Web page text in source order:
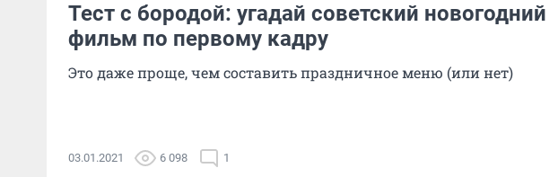
Тест с бородой: угадай советский новогодний
фильм по первому кадру
Это даже проще, чем составить праздничное меню (или нет)
03.01.2021 6 098 1